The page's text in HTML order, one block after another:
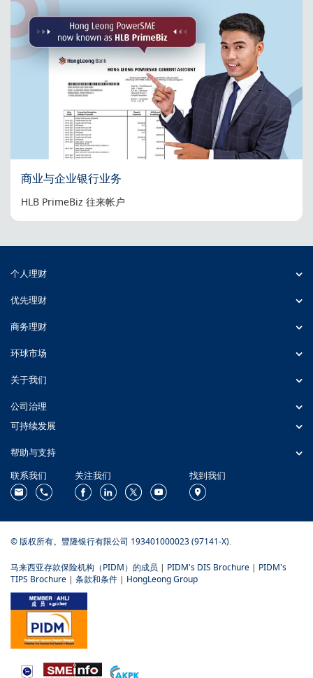
商业与企业银行业务
HLB PrimeBiz 往来帐户
个人理财
优先理财
商务理财
环球市场
关于我们
公司治理
可持续发展
帮助与支持
联系我们
关注我们 找到我们
© 版权所有。豐隆银行有限公司 193401000023 (97141-X).
马来西亚存款保险机构（PIDM）的成员 | PIDM's DIS Brochure | PIDM's
TIPS Brochure | 条款和条件 | HongLeong Group